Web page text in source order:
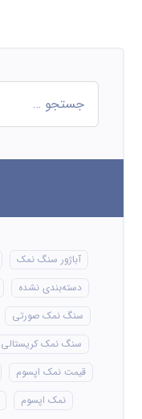
آباژور سنگ نمک
دسته‌بندی نشده
سنگ نمک صورتی
سنگ نمک کریستالی
قیمت نمک اپسوم
نمک اپسوم